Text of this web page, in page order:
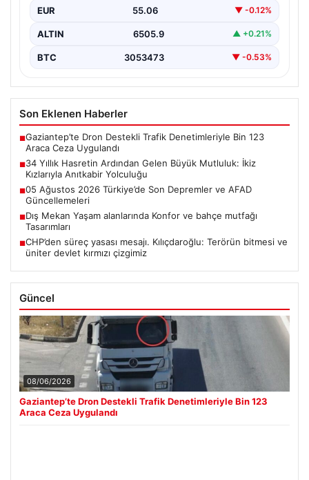
EUR 55.06 ▼ -0.12%
ALTIN 6505.9 ▲ +0.21%
BTC 3053473 ▼ -0.53%
Son Eklenen Haberler
■Gaziantep’te Dron Destekli Trafik Denetimleriyle Bin 123
Araca Ceza Uygulandı
■34 Yıllık Hasretin Ardından Gelen Büyük Mutluluk: İkiz
Kızlarıyla Anıtkabir Yolculuğu
■05 Ağustos 2026 Türkiye’de Son Depremler ve AFAD
Güncellemeleri
■Dış Mekan Yaşam alanlarında Konfor ve bahçe mutfağı
Tasarımları
■CHP’den süreç yasası mesajı. Kılıçdaroğlu: Terörün bitmesi ve
üniter devlet kırmızı çizgimiz
Güncel
08/06/2026
Gaziantep’te Dron Destekli Trafik Denetimleriyle Bin 123
Araca Ceza Uygulandı